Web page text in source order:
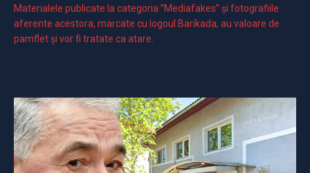
Materialele publicate la categoria ”Mediafakes” și fotografiile
aferente acestora, marcate cu logoul Barikada, au valoare de
pamflet și vor fi tratate ca atare.